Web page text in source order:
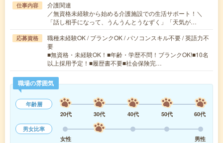
仕事内容
介護関連
／無資格未経験から始める介護施設での生活サポート！＼
「話し相手になって、うんうんとうなずく」「天気が…
応募資格
職種未経験OK / ブランクOK / パソコンスキル不要 / 英語力不
要
■無資格・未経験OK！■年齢・学歴不問！ブランクOK!■10名
以上採用予定！■履歴書不要■社会保険完…
職場の雰囲気
年齢層
20代
30代 40代 50代
60代
男女比率
女性
男性